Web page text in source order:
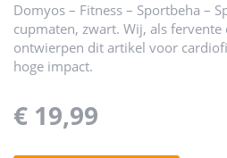
Domyos – Fitness – Sportbeha –
cupmaten, zwart. Wij, als fervente
ontwierpen dit artikel voor
hoge impact.
€ 19,99